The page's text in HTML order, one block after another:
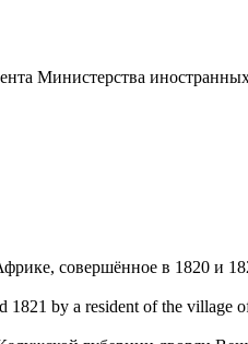
Министерства
совершённое в 1820 и
by a resident of the